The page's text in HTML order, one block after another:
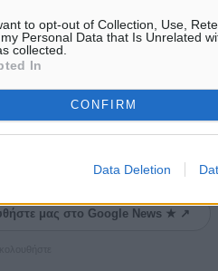
to opt-out of Collection, Use,
Personal Data that Is Unrelated
collected.
In
CONFIRM
Data Deletion
#Μπάσκετ
αναζήτησης
μας στο Google News ★ ↗